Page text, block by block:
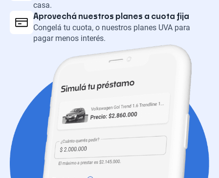
casa.
Aprovechá nuestros planes a cuota fija
Congelá tu cuota, o nuestros planes UVA para
pagar menos interés.